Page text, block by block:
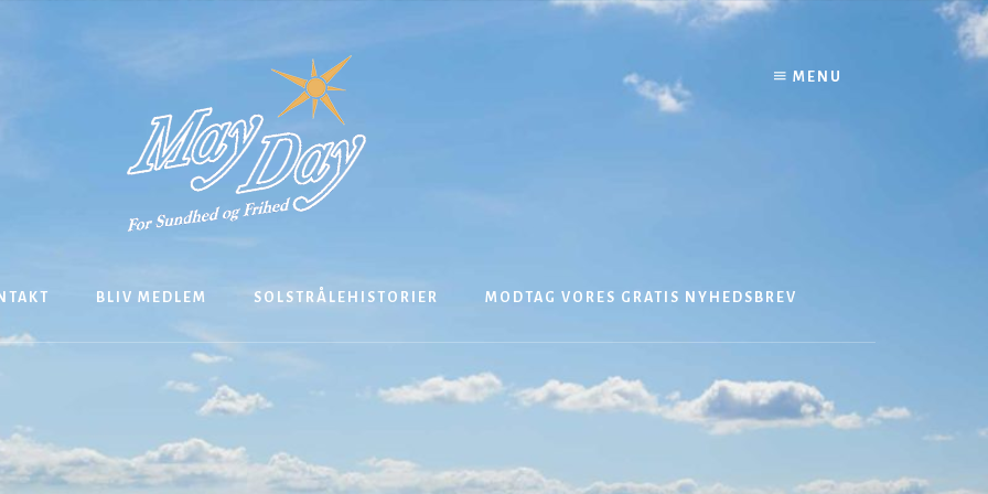
MENU
BLIV MEDLEM SOLSTRÅLEHISTORIER MODTAG VORES GRATIS NYHEDSBREV